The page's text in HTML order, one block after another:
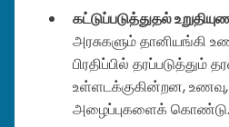
கட்டுப்படுத்துதல்
அரசுகளும் தானியங்கி
பிரதிப்பில்
உள்ளடக்குகின்றன, உணவு,
அழைப்புகளைக் கொண்டு.